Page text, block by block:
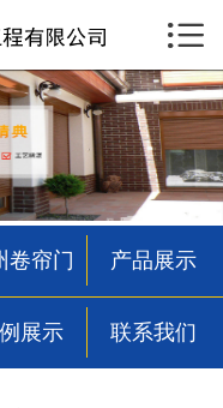
 首页
关于我们
苏州卷帘门
产品展示
新闻中心
技术资讯

卷帘门 产品展示
展示 联系我们